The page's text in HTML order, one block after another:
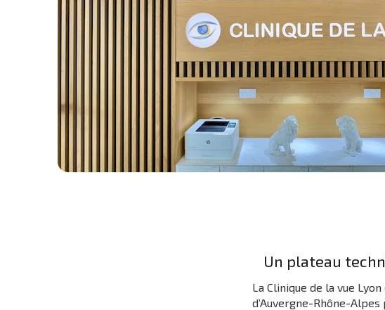
Un plateau
La Clinique de la vue
d’Auvergne-Rhône-